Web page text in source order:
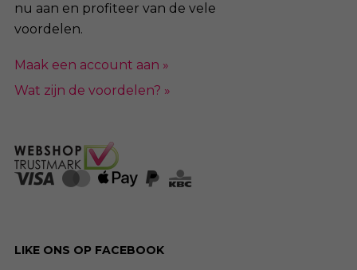
nu aan en profiteer van de vele
voordelen.
Maak een account aan »
Wat zijn de voordelen? »
LIKE ONS OP FACEBOOK